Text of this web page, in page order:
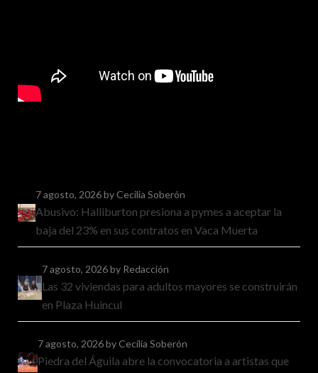
7 agosto, 2026by Cecilia Soberón
Abusivo: Halliburton presiona a pymes a aceptar la
baja del 23% en sus contratos en Vaca Muerta
7 agosto, 2026by Redacción
Las 32 viviendas para adultos mayores se construirán
en Plaza Huincul
7 agosto, 2026by Cecilia Soberón
Piedra del Águila abre la convocatoria a artistas que